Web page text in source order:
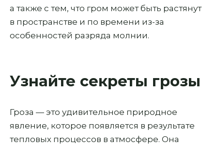
а также с тем, что гром может быть растянут
в пространстве и по времени из-за
особенностей разряда молнии.
Узнайте секреты грозы
Гроза — это удивительное природное
явление, которое появляется в результате
тепловых процессов в атмосфере. Она